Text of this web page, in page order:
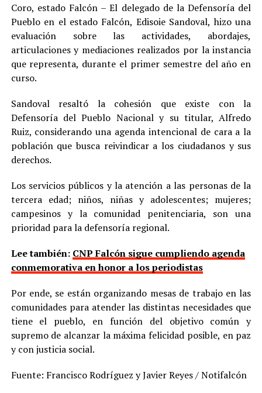
Coro, estado Falcón – El delegado de la Defensoría del
Pueblo en el estado Falcón, Edisoie Sandoval, hizo una
evaluación sobre las actividades, abordajes,
articulaciones y mediaciones realizados por la instancia
que representa, durante el primer semestre del año en
curso.
Sandoval resaltó la cohesión que existe con la
Defensoría del Pueblo Nacional y su titular, Alfredo
Ruiz, considerando una agenda intencional de cara a la
población que busca reivindicar a los ciudadanos y sus
derechos.
Los servicios públicos y la atención a las personas de la
tercera edad; niños, niñas y adolescentes; mujeres;
campesinos y la comunidad penitenciaria, son una
prioridad para la defensoría regional.
Lee también: CNP Falcón sigue cumpliendo agenda
conmemorativa en honor a los periodistas
Por ende, se están organizando mesas de trabajo en las
comunidades para atender las distintas necesidades que
tiene el pueblo, en función del objetivo común y
supremo de alcanzar la máxima felicidad posible, en paz
y con justicia social.
Fuente: Francisco Rodríguez y Javier Reyes / Notifalcón